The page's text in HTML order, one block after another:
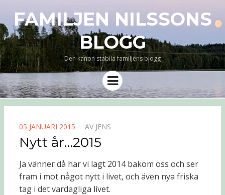
FAMILJEN NILSSONS
BLOGG
Den kanon stabila familjens blogg
Meny
PUBLICERAD
DEN
05 JANUARI 2015 AV JENS
Nytt år…2015
Ja vänner då har vi lagt 2014 bakom oss och ser
fram i mot något nytt i livet, och även nya friska
tag i det vardagliga livet.